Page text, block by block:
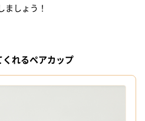
ましょう！
れるペアカップ